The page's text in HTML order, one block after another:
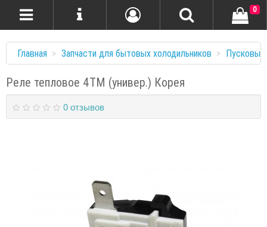
0
Главная Запчасти для бытовых холодильников
Реле тепловое 4TM (универ.) Корея
0 отзывов